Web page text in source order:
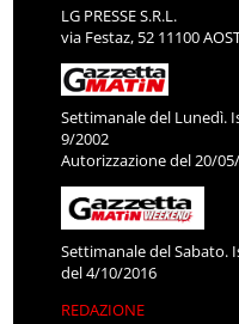
LG PRESSE S.R.L.
via Festaz, 52 11100
Settimanale del Lunedì.
9/2002
Autorizzazione del 20/
Settimanale del Sabato.
del 4/10/2016
REDAZIONE